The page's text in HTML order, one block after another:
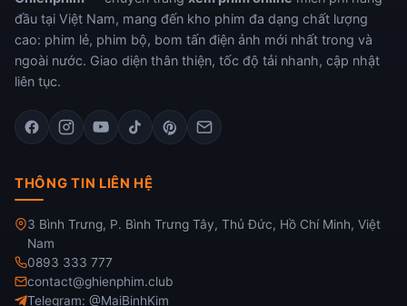
đầu tại Việt Nam, mang đến kho phim đa dạng chất lượng
cao: phim lẻ, phim bộ, bom tấn điện ảnh mới nhất trong và
ngoài nước. Giao diện thân thiện, tốc độ tải nhanh, cập nhật
liên tục.
THÔNG TIN LIÊN HỆ
3 Bình Trưng, P. Bình Trưng Tây, Thủ Đức, Hồ Chí Minh, Việt
Nam
0893 333 777
contact@ghienphim.club
Telegram: @MaiBinhKim